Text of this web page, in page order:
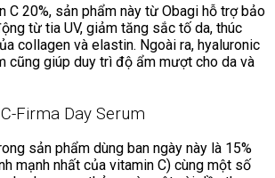
C 20%, sản phẩm này từ Obagi hỗ trợ bảo
từ tia UV, giảm tăng sắc tố da, thúc
collagen và elastin. Ngoài ra, hyaluronic
cũng giúp duy trì độ ẩm mượt cho da và
Firma Day Serum
sản phẩm dùng ban ngày này là 15%
mạnh nhất của vitamin C) cùng một số